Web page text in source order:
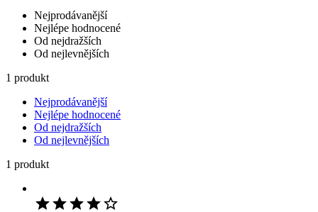
Nejprodávanější
Nejlépe hodnocené
Od nejdražších
Od nejlevnějších
1 produkt
Nejprodávanější
Nejlépe hodnocené
Od nejdražších
Od nejlevnějších
1 produkt